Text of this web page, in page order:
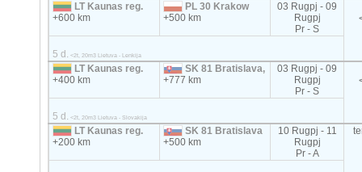
LT Kaunas reg.
+600 km
PL 30 Krakow
+500 km
03 Rugpj - 09
Rugpj
Pr - S
5 d. <2t, 20m3 Lietuva - Lenkija
LT Kaunas reg.
+400 km
SK 81 Bratislava,
+777 km
03 Rugpj - 09
Rugpj
Pr - S
5 d. <2t, 20m3 Lietuva - Slovakija
LT Kaunas reg.
+200 km
SK 81 Bratislava
+500 km
10 Rugpj - 11
Rugpj
Pr - A